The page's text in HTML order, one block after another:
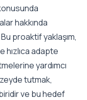
hakkında
proaktif yaklaşım,
hızlıca adapte
yardımcı
tutmak,
ve bu hedef